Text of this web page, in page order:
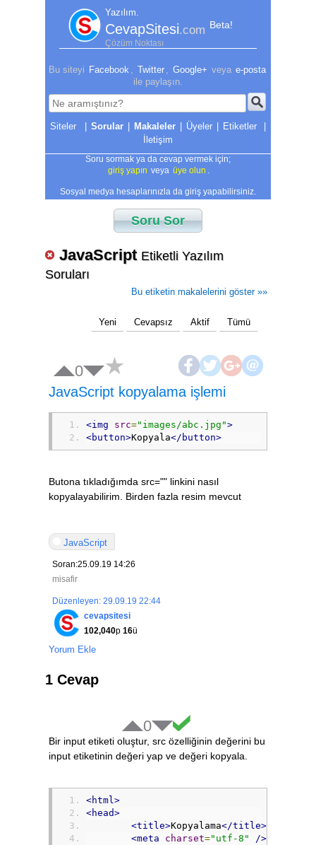
Yazılım.
CevapSitesi.com Beta!
Çözüm Noktası
Bu siteyi Facebook Twitter Google+ veya e-posta
ile paylaşın.
| Sorular | Makaleler | Üyeler | Etiketler
|
İletişim
Soru sormak ya da cevap vermek için;
giriş yapın veya üye olun
Sosyal medya hesaplarınızla da giriş yapabilirsiniz.
Soru Sor
JavaScript Etiketli Yazılım
Soruları
Bu etiketin makalelerini göster »»
Yeni Cevapsız Aktif Tümü
0
JavaScript kopyalama işlemi
<img src="images/abc.jpg">
<button>Kopyala</button>
Butona tıkladığımda src="" linkini nasıl
kopyalayabilirim. Birden fazla resim mevcut
JavaScript
Soran:25.09.19 14:26
misafir
Düzenleyen: 29.09.19 22:44
cevapsitesi
102,040p 16ü
Yorum Ekle
1 Cevap
0
Bir input etiketi oluştur, src özelliğinin değerini bu
input etiketinin değeri yap ve değeri kopyala.
<html>
<head>
<title>Kopyalama</title>
<meta
charset="utf-8"
/>